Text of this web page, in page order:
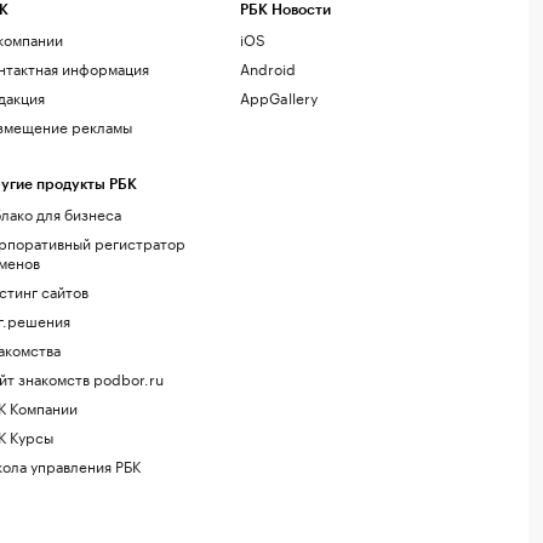
информация
рекламы
продукты РБК
для бизнеса
регистратор
сайтов
знакомств podbor.ru
Компании
Курсы
управления РБК
РБК Новости
iOS
Android
AppGallery